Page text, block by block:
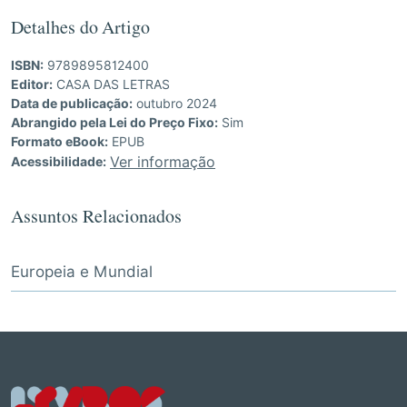
Detalhes do Artigo
ISBN: 9789895812400
Editor: CASA DAS LETRAS
Data de publicação: outubro 2024
Abrangido pela Lei do Preço Fixo: Sim
Formato eBook: EPUB
Acessibilidade: Ver informação
Assuntos Relacionados
Europeia e Mundial